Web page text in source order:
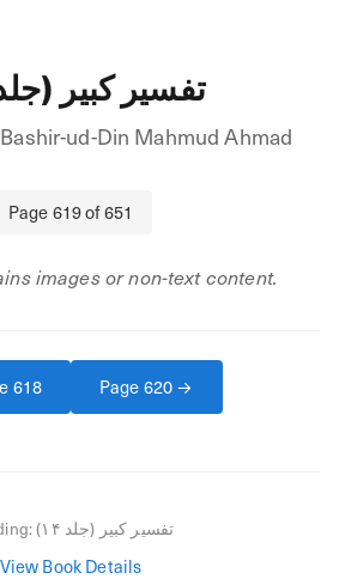
تفسیر کبیر (جلد
ud-Din Mahmud Ahmad
Page619of651
images or non-text content.
618 Page620→
تفسیر کبیر (جلد ۱۴)
View Book Details